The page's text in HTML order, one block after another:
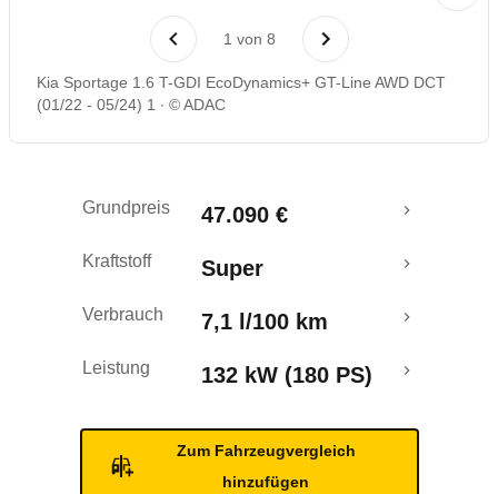
Rückrufe & Mängel
Crashtest
1 von 8
Kia Sportage 1.6 T-GDI EcoDynamics+ GT-Line AWD DCT
(01/22 - 05/24) 1
© ADAC
Grundpreis 47.090 €
Kraftstoff Super
Verbrauch 7,1 l/100 km
Leistung 132 kW (180 PS)
Zum Fahrzeugvergleich
hinzufügen